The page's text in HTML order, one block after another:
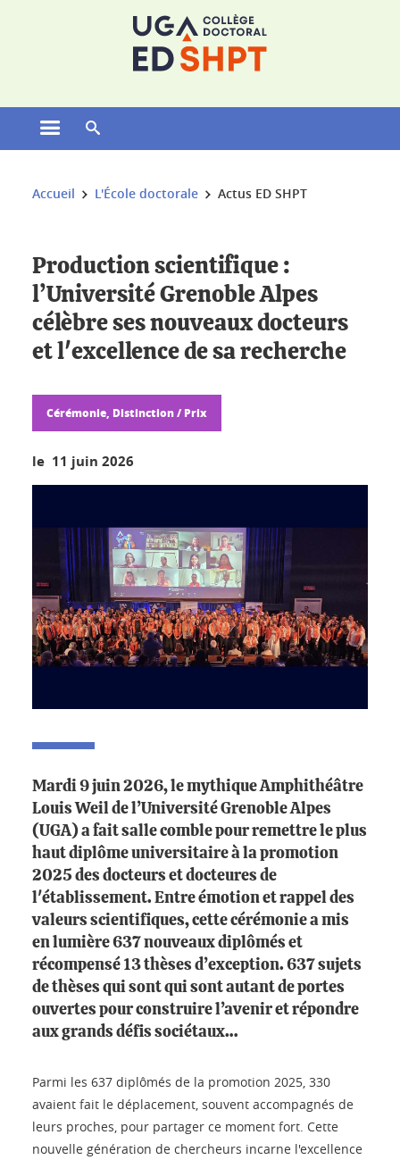
Ouvrir le menu principal
Vous êtes ici :
Accueil L'École doctorale Actus ED SHPT
Production scientifique :
l’Université Grenoble Alpes
célèbre ses nouveaux docteurs
et l'excellence de sa recherche
Cérémonie, Distinction / Prix
le 11 juin 2026
Mardi 9 juin 2026, le mythique Amphithéâtre
Louis Weil de l’Université Grenoble Alpes
(UGA) a fait salle comble pour remettre le plus
haut diplôme universitaire à la promotion
2025 des docteurs et docteures de
l'établissement. Entre émotion et rappel des
valeurs scientifiques, cette cérémonie a mis
en lumière 637 nouveaux diplômés et
récompensé 13 thèses d’exception. 637 sujets
de thèses qui sont qui sont autant de portes
ouvertes pour construire l’avenir et répondre
aux grands défis sociétaux…
Parmi les 637 diplômés de la promotion 2025, 330
avaient fait le déplacement, souvent accompagnés de
leurs proches, pour partager ce moment fort. Cette
nouvelle génération de chercheurs incarne l'excellence